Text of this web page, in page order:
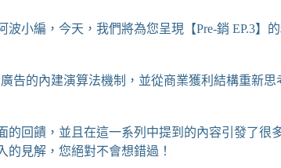
小編，今天，我們將為您呈現【Pre-銷 EP.3】
告的內建演算法機制，並從商業獲利結構重新思
回饋，並且在這一系列中提到的內容引發了很
見解，您絕對不會想錯過！